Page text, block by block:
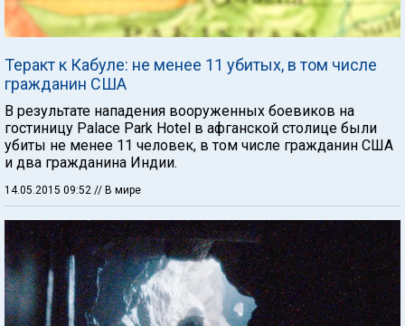
Теракт к Кабуле: не менее 11 убитых, в том числе
гражданин США
В результате нападения вооруженных боевиков на
гостиницу Palace Park Hotel в афганской столице были
убиты не менее 11 человек, в том числе гражданин США
и два гражданина Индии.
14.05.2015 09:52 // В мире